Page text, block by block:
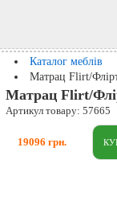
Каталог меблів
Матрац Flirt/
Матрац Flirt/
Артикул товару: 57665
19096 грн.